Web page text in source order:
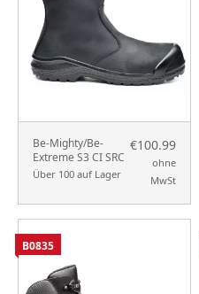
Be-Mighty/Be-
Extreme S3 CI SRC
Über 100 auf Lager
€100.99
ohne
MwSt
B0835